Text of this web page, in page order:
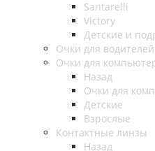
Santarelli
Victory
Детские и
Очки для водителей
Очки для
Назад
Очки для
Детские
Взрослые
Контактные линзы
Назад